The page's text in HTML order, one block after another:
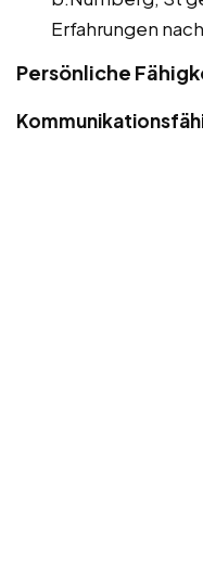
Erfahrungen
Persönliche